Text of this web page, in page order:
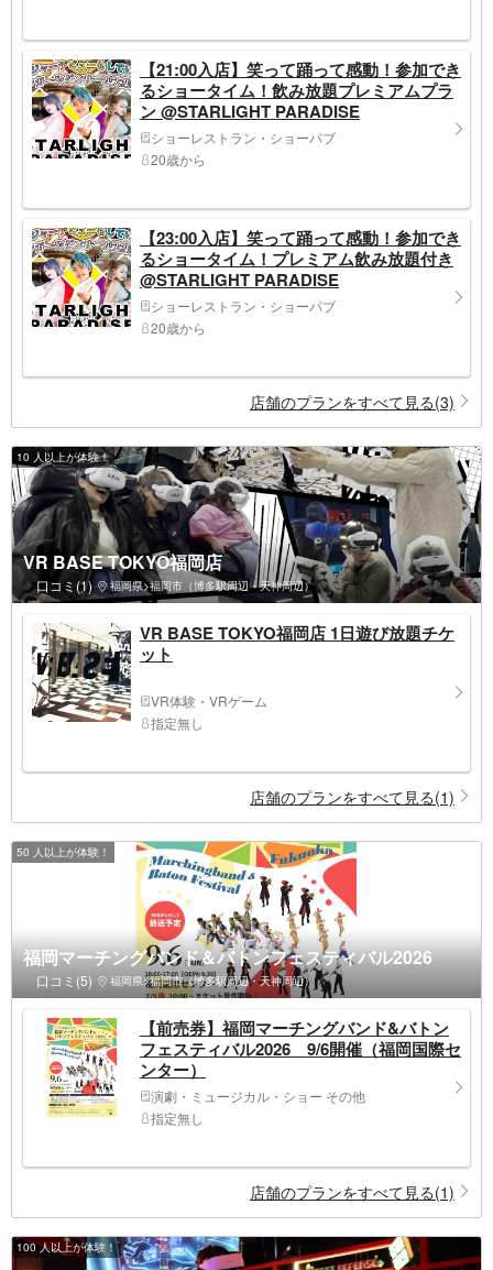
【21:00入店】笑って踊って感動！参加でき
るショータイム！飲み放題プレミアムプラ
ン @STARLIGHT PARADISE
ショーレストラン・ショーパブ
20歳から
【23:00入店】笑って踊って感動！参加でき
るショータイム！プレミアム飲み放題付き
@STARLIGHT PARADISE
ショーレストラン・ショーパブ
20歳から
店舗のプランをすべて見る(3)
10 人以上が体験！
VR BASE TOKYO福岡店
口コミ(1) 福岡県>福岡市（博多駅周辺・天神周辺）
VR BASE TOKYO福岡店 1日遊び放題チケ
ット
VR体験・VRゲーム
指定無し
店舗のプランをすべて見る(1)
50 人以上が体験！
福岡マーチングバンド＆バトンフェスティバル2026
口コミ(5) 福岡県>福岡市（博多駅周辺・天神周辺）
【前売券】福岡マーチングバンド&バトン
フェスティバル2026 9/6開催（福岡国際セ
ンター）
演劇・ミュージカル・ショー その他
指定無し
店舗のプランをすべて見る(1)
100 人以上が体験！